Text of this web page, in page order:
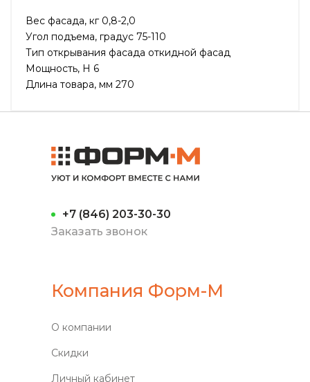
Вес фасада, кг 0,8-2,0
Угол подъема, градус 75-110
Тип открывания фасада откидной фасад
Мощность, H 6
Длина товара, мм 270
+7 (846) 203-30-30
Заказать звонок
Компания Форм-М
О компании
Скидки
Личный кабинет